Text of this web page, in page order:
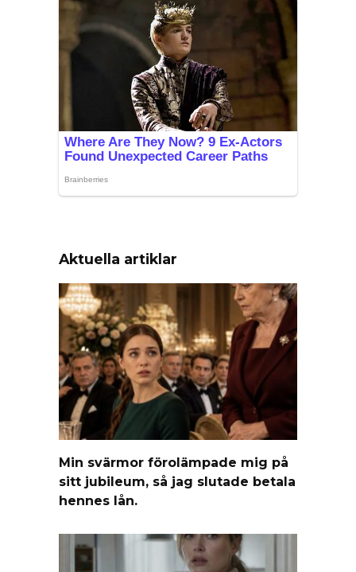
Aktuella artiklar
Min svärmor förolämpade mig på
sitt jubileum, så jag slutade betala
hennes lån.